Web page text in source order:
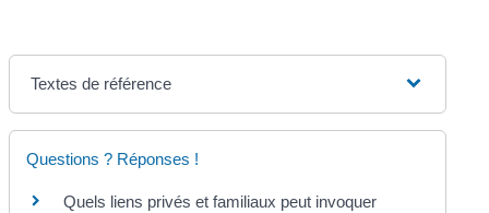
Textes de référence
Questions ? Réponses !
Quels liens privés et familiaux peut invoquer